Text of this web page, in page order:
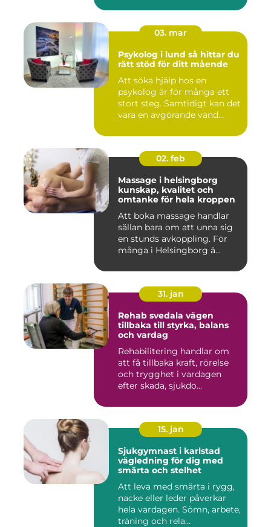
03. mar
Psykolog i lund så hittar du
rätt stöd för ditt mående
Att söka hjälp hos en
psykolog är för många ett
stort steg. Samtidigt kan det
vara en avgörande vänd...
02. feb
Massage i helsingborg
kunskap, kvalitet och
omtanke för hela kroppen
Att boka massage handlar
sällan bara om att unna sig
en stunds avkoppling. För
många i Helsingborg ä...
31. jan
Rehab svedala vägen
tillbaka till styrka, balans
och vardag
Rehabilitering handlar om
att få tillbaka kraft, rörelse
och trygghet i vardagen
efter skada, sjukdo...
15. jan
Sjukgymnast i karlstad
vägledning för dig med
smärta och stelhet
Att leva med smärta i rygg,
nacke eller leder påverkar
hela vardagen. Sömn, arbete,
träning och rela...